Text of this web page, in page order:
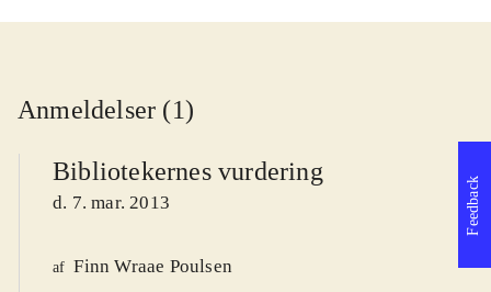
Anmeldelser (1)
Bibliotekernes vurdering
d. 7. mar. 2013
af Finn Wraae Poulsen
Feedback